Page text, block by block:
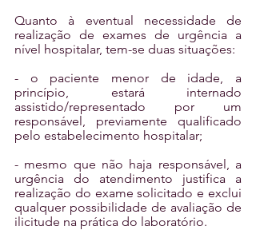
Quanto à eventual necessidade de
realização de exames de urgência a
nível hospitalar, tem-se duas situações:
- o paciente menor de idade, a
princípio, estará internado
assistido/representado por um
responsável, previamente qualificado
pelo estabelecimento hospitalar;
- mesmo que não haja responsável, a
urgência do atendimento justifica a
realização do exame solicitado e exclui
qualquer possibilidade de avaliação de
ilicitude na prática do laboratório.